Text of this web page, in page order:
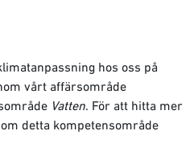
hos oss på
vårt affärsområde
Vatten. För att hitta mer
detta kompetensområde